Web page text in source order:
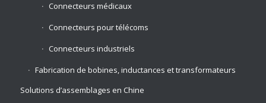
Connecteurs médicaux
Connecteurs pour télécoms
Connecteurs industriels
Fabrication de bobines, inductances et transformateurs
Solutions d’assemblages en Chine